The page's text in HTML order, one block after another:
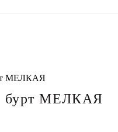
МЕЛКАЯ
бурт МЕЛКАЯ